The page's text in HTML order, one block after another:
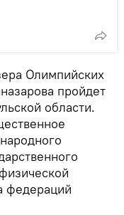
Олимпийских
пройдет
области.
федераций